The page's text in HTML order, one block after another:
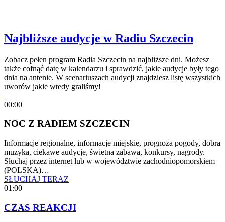
Najbliższe audycje w Radiu Szczecin
Zobacz pełen program Radia Szczecin na najbliższe dni. Możesz
także cofnąć datę w kalendarzu i sprawdzić, jakie audycje były tego
dnia na antenie. W scenariuszach audycji znajdziesz listę wszystkich
uworów jakie wtedy graliśmy!
00:00
NOC Z RADIEM SZCZECIN
Informacje regionalne, informacje miejskie, prognoza pogody, dobra
muzyka, ciekawe audycje, świetna zabawa, konkursy, nagrody.
Słuchaj przez internet lub w województwie zachodniopomorskiem
(POLSKA)…
SŁUCHAJ TERAZ
01:00
CZAS REAKCJI